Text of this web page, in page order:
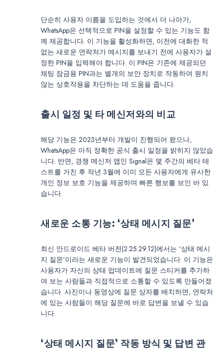
단순히 사용자 이름을 도입하는 것에서 더 나아가,
WhatsApp은 선택적으로 PIN을 설정할 수 있는 기능도 함
께 제공합니다. 이 기능을 활성화하면, 이전에 대화한 적
없는 새로운 연락처가 메시지를 보내기 전에 사용자가 설
정한 PIN을 입력해야 합니다. 이 PIN은 기존에 제공되던
채팅 잠금용 PIN과는 별개의 보안 장치로 작동하여 원치
않는 상호작용을 차단하는 데 도움을 줍니다.
출시 일정 및 타 메신저와의 비교
해당 기능은 2023년부터 개발이 진행되어 왔으나,
WhatsApp은 아직 정확한 공식 출시 일정을 밝히지 않았습
니다. 반면, 경쟁 메신저 앱인 Signal은 몇 주간의 베타 테
스트를 거친 후 작년 3월에 이미 모든 사용자에게 유사한
개인 정보 보호 기능을 제공하며 빠른 행보를 보인 바 있
습니다.
새로운 소통 기능: ‘상태 메시지 질문’
최신 안드로이드 베타 버전(2.25.29.12)에서는 ‘상태 메시
지 질문’이라는 새로운 기능이 발견되었습니다. 이 기능은
사용자가 자신의 상태 업데이트에 질문 스티커를 추가하
여 보는 사람들과 직접적으로 소통할 수 있도록 만들어졌
습니다. 사진이나 동영상에 질문 상자를 배치하면, 연락처
에 있는 사람들이 해당 질문에 바로 답변을 보낼 수 있습
니다.
‘상태 메시지 질문’ 작동 방식 및 답변 관